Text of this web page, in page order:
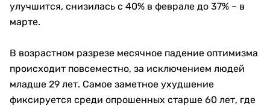
улучшится, снизилась с 40% в феврале до 37% – в
марте.
В возрастном разрезе месячное падение оптимизма
происходит повсеместно, за исключением людей
младше 29 лет. Самое заметное ухудшение
фиксируется среди опрошенных старше 60 лет, где